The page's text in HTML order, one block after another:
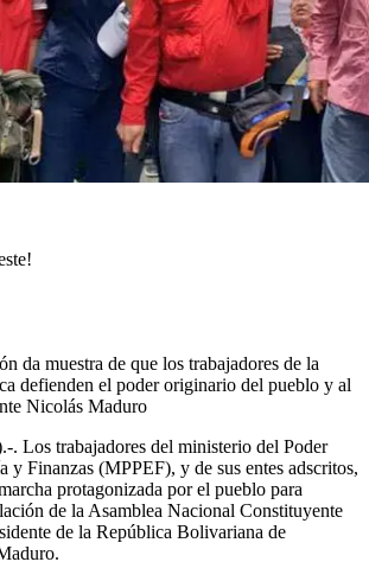
da muestra de que los trabajadores de la
defienden el poder originario del pueblo y al
Nicolás Maduro
. Los trabajadores del ministerio del Poder
y Finanzas (MPPEF), y de sus entes adscritos,
protagonizada por el pueblo para
de la Asamblea Nacional Constituyente
de la República Bolivariana de